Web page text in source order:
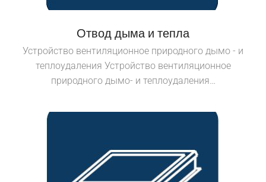
Отвод дыма и тепла
Устройство вентиляционное природного дымо - и
теплоудаления Устройство вентиляционное
природного дымо- и теплоудаления…